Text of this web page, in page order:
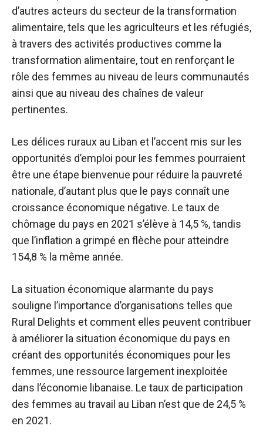
d’autres acteurs du secteur de la transformation
alimentaire, tels que les agriculteurs et les réfugiés,
à travers des activités productives comme la
transformation alimentaire, tout en renforçant le
rôle des femmes au niveau de leurs communautés
ainsi que au niveau des chaînes de valeur
pertinentes.
Les délices ruraux au Liban et l’accent mis sur les
opportunités d’emploi pour les femmes pourraient
être une étape bienvenue pour réduire la pauvreté
nationale, d’autant plus que le pays connaît une
croissance économique négative. Le taux de
chômage du pays en 2021 s’élève à 14,5 %, tandis
que l’inflation a grimpé en flèche pour atteindre
154,8 % la même année.
La situation économique alarmante du pays
souligne l’importance d’organisations telles que
Rural Delights et comment elles peuvent contribuer
à améliorer la situation économique du pays en
créant des opportunités économiques pour les
femmes, une ressource largement inexploitée
dans l’économie libanaise. Le taux de participation
des femmes au travail au Liban n’est que de 24,5 %
en 2021.